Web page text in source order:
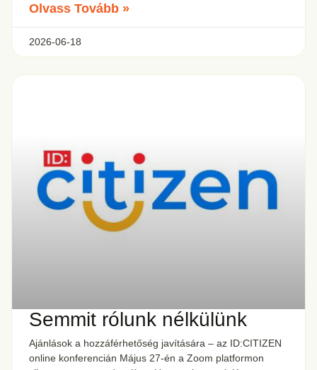
Olvass Tovább »
2026-06-18
Semmit rólunk nélkülünk
Ajánlások a hozzáférhetőség javítására – az ID:CITIZEN
online konferencián Május 27-én a Zoom platformon